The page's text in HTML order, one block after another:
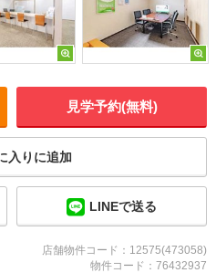
見学予約(無料)
入りに追加
LINEで送る
店舗物件コード：12575(473058)
物件コード：76432937